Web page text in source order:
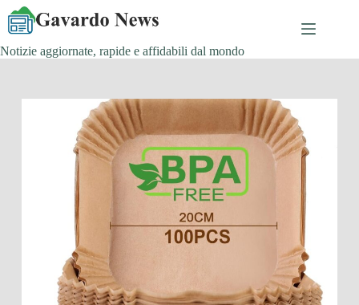
Salta
contenuto
Notizie aggiornate, rapide e affidabili dal mondo